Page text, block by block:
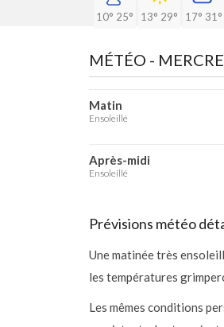
10° 25° 13° 29° 17° 31°
MÉTÉO -
Matin
Ensoleillé
Après-midi
Ensoleillé
Prévisions météo
Une matinée très
les températures
Les mêmes conditions